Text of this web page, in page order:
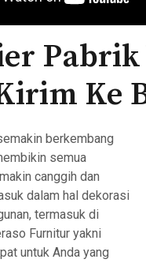
Pabrik
Ke
berkembang
semua
canggih dan
dalam hal dekorasi
termasuk di
Furnitur yakni
untuk Anda yang